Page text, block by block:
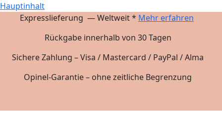
Hauptinhalt
Expresslieferung — Weltweit * Mehr erfahren
Rückgabe innerhalb von 30 Tagen
Sichere Zahlung – Visa / Mastercard / PayPal / Alma
Opinel-Garantie – ohne zeitliche Begrenzung